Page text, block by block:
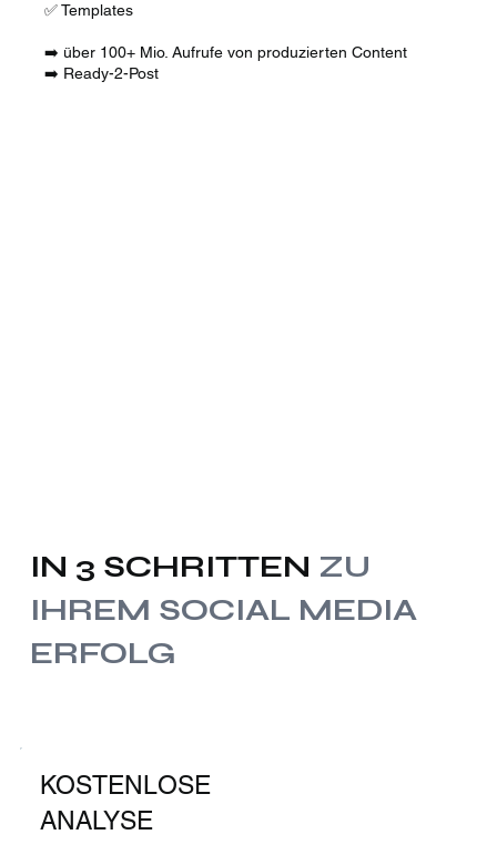
✅ Templates
➡️ über 100+ Mio. Aufrufe von produzierten Content
➡️ Ready-2-Post
IN 3 SCHRITTEN ZU
IHREM SOCIAL MEDIA
ERFOLG
KOSTENLOSE
ANALYSE